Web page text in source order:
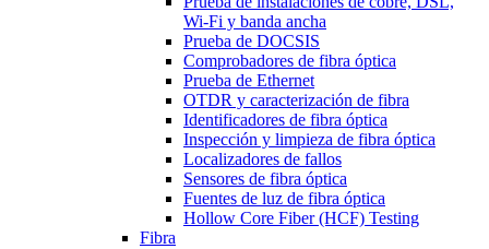
Wi-Fi y banda ancha
Prueba de DOCSIS
Comprobadores de fibra óptica
Prueba de Ethernet
OTDR y caracterización de fibra
Identificadores de fibra óptica
Inspección y limpieza de fibra óptica
Localizadores de fallos
Sensores de fibra óptica
Fuentes de luz de fibra óptica
Hollow Core Fiber (HCF) Testing
Fibra